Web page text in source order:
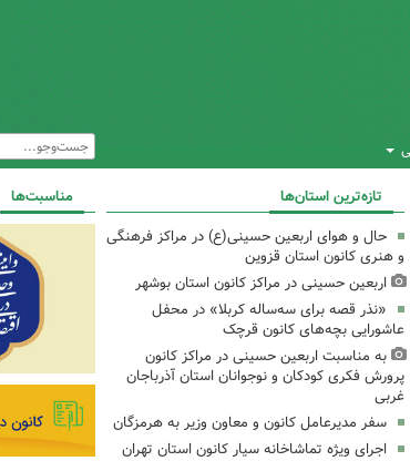
تازه‌ترین استان‌ها
حال و هوای اربعین حسینی(ع) در مراکز فرهنگی
و هنری کانون استان قزوین
اربعین حسینی در مراکز کانون استان بوشهر
«نذر قصه برای سه‌ساله کربلا» در محفل
عاشورایی بچه‌های کانون قرچک
به مناسبت اربعین حسینی در مراکز کانون
پرورش فکری کودکان و نوجوانان استان آذرباجان
غربی
سفر مدیرعامل کانون و معاون وزیر به هرمزگان
اجرای ویژه تماشاخانه سیار کانون استان تهران
مناسبت‌ها